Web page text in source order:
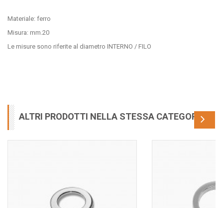
Materiale: ferro
Misura: mm.20
Le misure sono riferite al diametro INTERNO / FILO
ALTRI PRODOTTI NELLA STESSA CATEGORIA